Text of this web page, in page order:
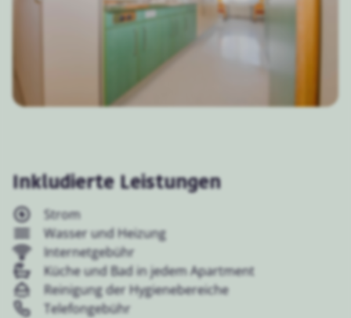
Inkludierte Leistungen
Strom
Wasser und Heizung
Internetgebühr
Küche und Bad in jedem Apartment
Reinigung der Hygienebereiche
Telefongebühr